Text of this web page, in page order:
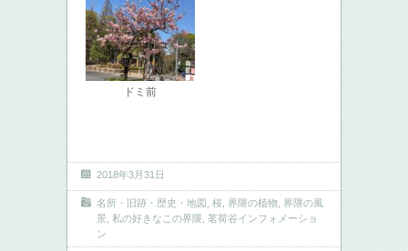
ドミ前
2018年3月31日
名所・旧跡・歴史・地図 , 桜, 界隈の植物, 界隈の風
景, 私の好きなこの界隈, 茗荷谷インフォメーショ
ン